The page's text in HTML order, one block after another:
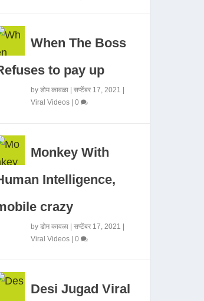
When The Boss
to pay up
by डोम कावळा| सप्टेंबर 17, 2021 |
Viral Videos| 0
Monkey With
Intelligence,
crazy
by डोम कावळा| सप्टेंबर 17, 2021 |
Viral Videos| 0
Desi Jugad Viral